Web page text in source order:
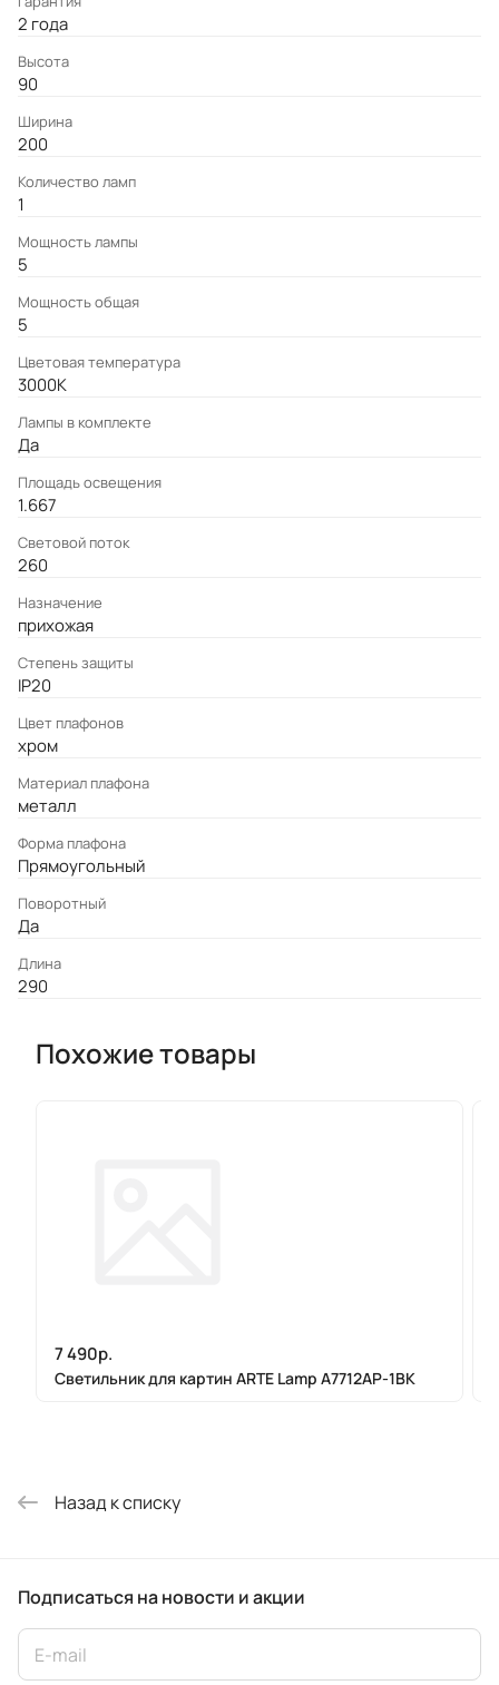
2 года
Высота
90
Ширина
200
Количество ламп
1
Мощность лампы
5
Мощность общая
5
Цветовая температура
3000K
Лампы в комплекте
Да
Площадь освещения
1.667
Световой поток
260
Назначение
прихожая
Степень защиты
IP20
Цвет плафонов
хром
Материал плафона
металл
Форма плафона
Прямоугольный
Поворотный
Да
Длина
290
Похожие товары
7 490р.
Светильник для картин ARTE Lamp A7712AP-1BK
Назад к списку
Подписаться на новости и акции